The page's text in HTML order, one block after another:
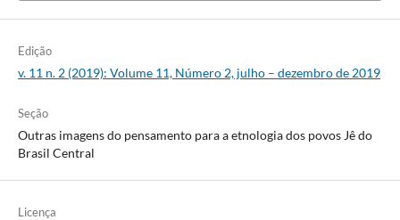
Edição
v. 11 n. 2 (2019): Volume 11, Número 2, julho – dezembro de 2019
Seção
Outras imagens do pensamento para a etnologia dos povos Jê do
Brasil Central
Licença